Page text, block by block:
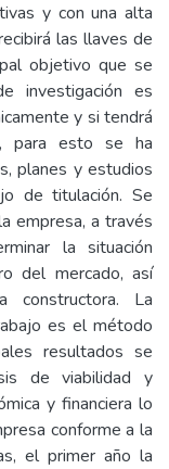
y con una alta
las llaves de
objetivo que se
investigación es
y si tendrá
para esto se ha
planes y estudios
de titulación. Se
empresa, a través
la situación
del mercado, así
constructora. La
es el método
resultados se
de viabilidad y
y financiera lo
conforme a la
el primer año la